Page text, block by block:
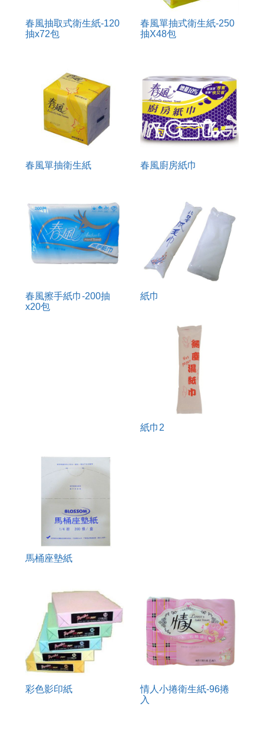
春風抽取式衛生紙-120
抽x72包
春風單抽式衛生紙-250
抽X48包
春風單抽衛生紙 春風廚房紙巾
春風擦手紙巾-200抽
x20包
紙巾
紙巾2
馬桶座墊紙
彩色影印紙
情人小捲衛生紙-96捲
入